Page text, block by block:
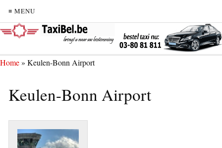
≡ MENU
Home» Keulen-Bonn Airport
Keulen-Bonn Airport